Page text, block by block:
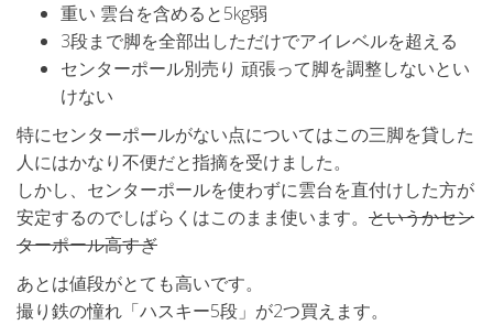
重い 雲台を含めると5kg弱
3段まで脚を全部出しただけでアイレベルを超える
センターポール別売り 頑張って脚を調整しないとい
けない
特にセンターポールがない点についてはこの三脚を貸した
人にはかなり不便だと指摘を受けました。
しかし、センターポールを使わずに雲台を直付けした方が
安定するのでしばらくはこのまま使います。 というかセン
ターポール高すぎ
あとは値段がとても高いです。
撮り鉄の憧れ「ハスキー5段」が2つ買えます。